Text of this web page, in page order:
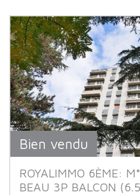
Bien vendu
ROYALIMMO 6ÈME:
BEAU 3P BALCON